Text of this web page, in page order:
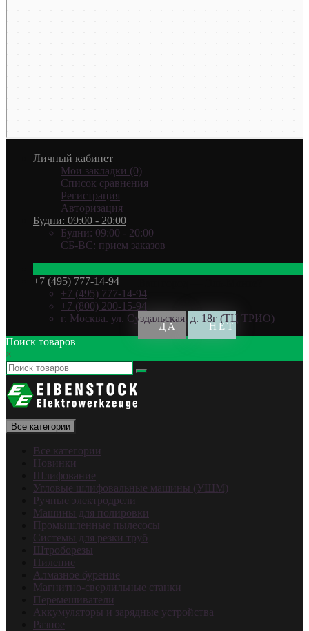
Личный кабинет
Мои закладки (0)
Список сравнения
Регистрация
Авторизация
Будни: 09:00 - 20:00
Будни: 09:00 - 20:00
СБ-ВС: прием заказов
+7 (495) 777-14-94
+7 (495) 777-14-94
+7 (800) 200-15-94
г. Москва. ул. Суздальская, д. 18г (ТЦ ТРИО)
Поиск товаров
×
Все категории
Все категории
Новинки
Шлифование
Угловые шлифовальные машины (УШМ)
Ручные электродрели
Машины для полировки
Промышленные пылесосы
Системы для резки труб
Штроборезы
Пиление
Алмазное бурение
Магнитно-сверлильные станки
Перемешиватели
Аккумуляторы и зарядные устройства
Разное